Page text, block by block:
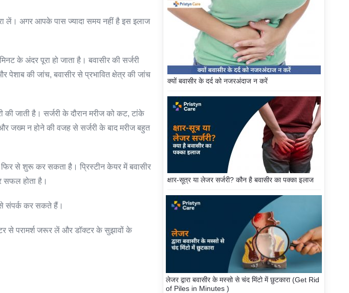
लें। अगर आपके पास ज्यादा समय नहीं है इस इलाज
के अंदर पूरा हो जाता है। बवासीर की सर्जरी
की जांच, बवासीर से प्रभावित क्षेत्र की जांच
की जाती है। सर्जरी के दौरान मरीज को कट, टांके
जख्म न होने की वजह से सर्जरी के बाद मरीज बहुत
फिर से शुरू कर सकता है। प्रिस्टीन केयर में बवासीर
सफल होता है।
से संपर्क कर सकते हैं।
से परामर्श जरूर लें और डॉक्टर के सुझावों के
क्यों बवासीर के दर्द को नजरअंदाज न करें
क्षार-सूत्र या लेजर सर्जरी? कौन है बवासीर का पक्का इलाज
लेजर द्वारा बवासीर के मस्सो से चंद मिंटो में छुटकारा (Get Rid
of Piles in Minutes )